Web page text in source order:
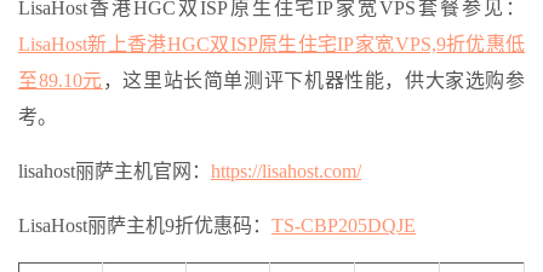
LisaHost香港HGC双ISP原生住宅IP家宽VPS套餐参见：
LisaHost新上香港HGC双ISP原生住宅IP家宽VPS,9折优惠低
至89.10元，这里站长简单测评下机器性能，供大家选购参
考。
lisahost丽萨主机官网： https://lisahost.com/
LisaHost丽萨主机9折优惠码： TS-CBP205DQJE